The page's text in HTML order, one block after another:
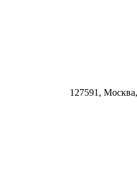
127591,